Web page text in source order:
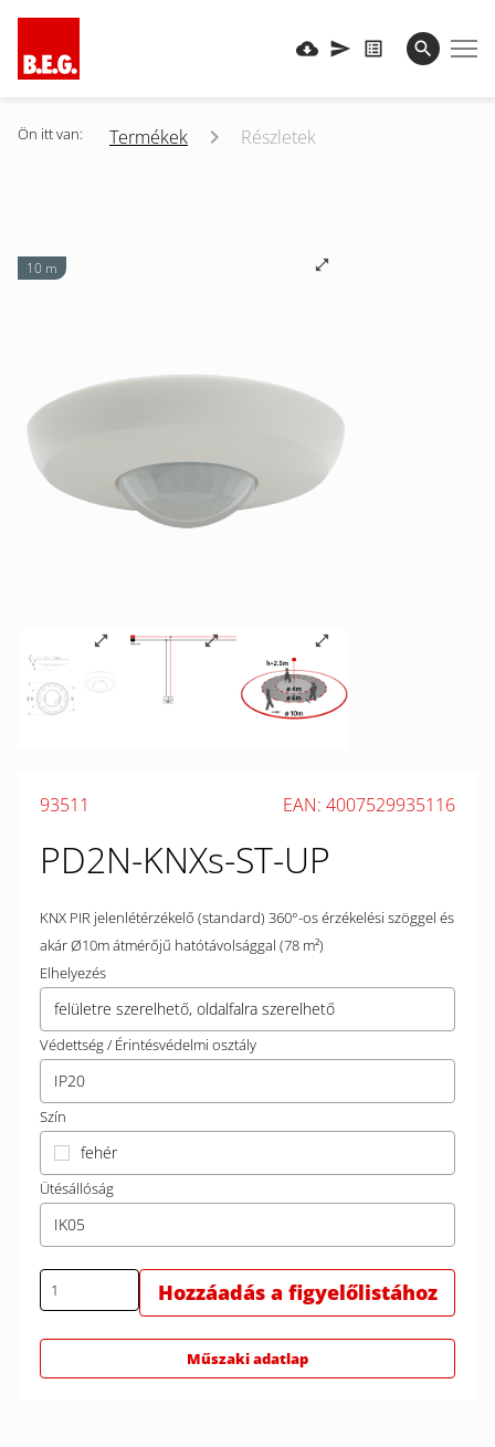
Ön itt van: Termékek Részletek
10 m
93511 EAN: 4007529935116
PD2N-KNXs-ST-UP
KNX PIR jelenlétérzékelő (standard) 360°-os érzékelési szöggel és
akár Ø10m átmérőjű hatótávolsággal (78 m²)
Elhelyezés
felületre szerelhető, oldalfalra szerelhető
Védettség / Érintésvédelmi osztály
IP20
Szín
fehér
Ütésállóság
IK05
Hozzáadás a figyelőlistához
Műszaki adatlap